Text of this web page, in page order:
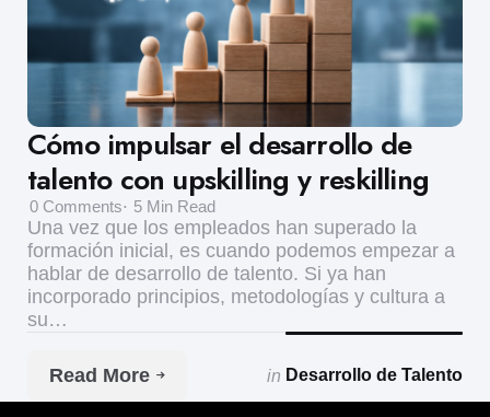
Cómo impulsar el desarrollo de
talento con upskilling y reskilling
0 Comments 5 Min Read
Una vez que los empleados han superado la
formación inicial, es cuando podemos empezar a
hablar de desarrollo de talento. Si ya han
incorporado principios, metodologías y cultura a
su…
Read More in Desarrollo de Talento